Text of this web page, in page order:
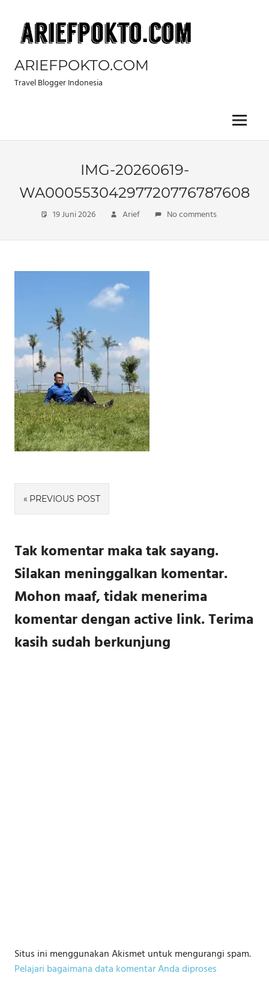
content
ARIEFPOKTO.COM
Travel Blogger Indonesia
Menu
IMG-20260619-
WA00055304297720776787608
19 Juni 2026 Arief No comments
Navigasi
pos
PREVIOUS POST
Tak komentar maka tak sayang.
Silakan meninggalkan komentar.
Mohon maaf, tidak menerima
komentar dengan active link. Terima
kasih sudah berkunjung
Situs ini menggunakan Akismet untuk mengurangi spam.
Pelajari bagaimana data komentar Anda diproses